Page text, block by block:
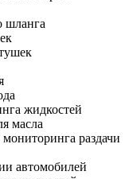
шланга
жидкостей
масла
раздачи
автомобилей